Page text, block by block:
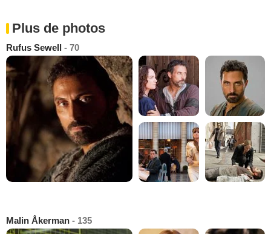
Plus de photos
Rufus Sewell - 70
Malin Åkerman - 135